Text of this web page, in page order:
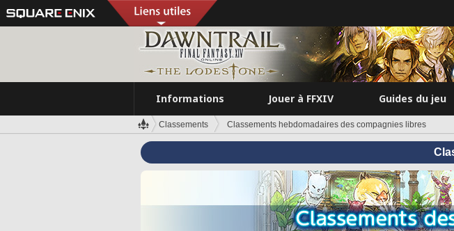
Informations Jouer à FFXIV Guides du jeu
Classements Classements hebdomadaires des compagnies libres